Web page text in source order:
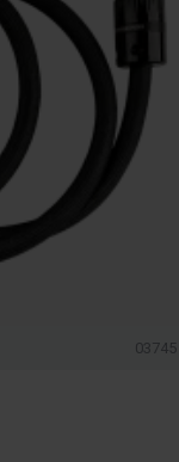
03745